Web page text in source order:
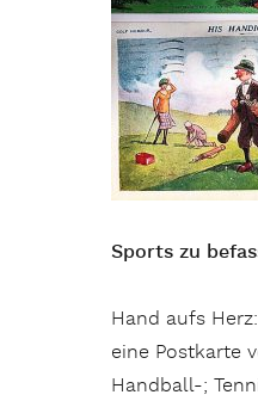
Sports zu
Hand aufs
eine Postkarte
Handball-;